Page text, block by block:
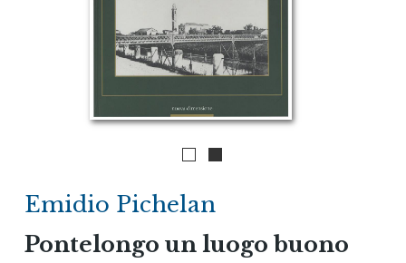
Emidio Pichelan
Pontelongo un luogo buono